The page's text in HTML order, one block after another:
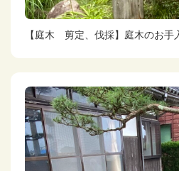
【庭木 剪定、伐採】庭木のお手